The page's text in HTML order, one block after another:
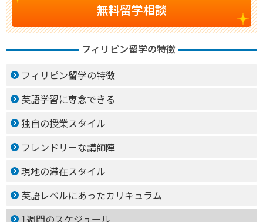
無料留学相談
フィリピン留学の特徴
フィリピン留学の特徴
英語学習に専念できる
独自の授業スタイル
フレンドリーな講師陣
現地の滞在スタイル
英語レベルにあったカリキュラム
1週間のスケジュール